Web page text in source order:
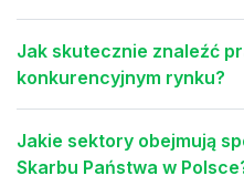
Jak skutecznie znaleźć
konkurencyjnym rynku?
Jakie sektory obejmują
Skarbu Państwa w